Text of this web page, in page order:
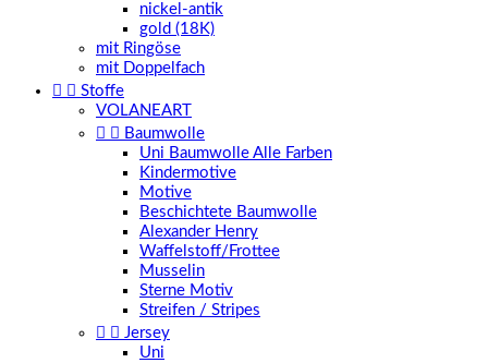
nickel-antik
gold (18K)
mit Ringöse
mit Doppelfach
  Stoffe
VOLANEART
  Baumwolle
Uni Baumwolle Alle Farben
Kindermotive
Motive
Beschichtete Baumwolle
Alexander Henry
Waffelstoff/Frottee
Musselin
Sterne Motiv
Streifen / Stripes
  Jersey
Uni